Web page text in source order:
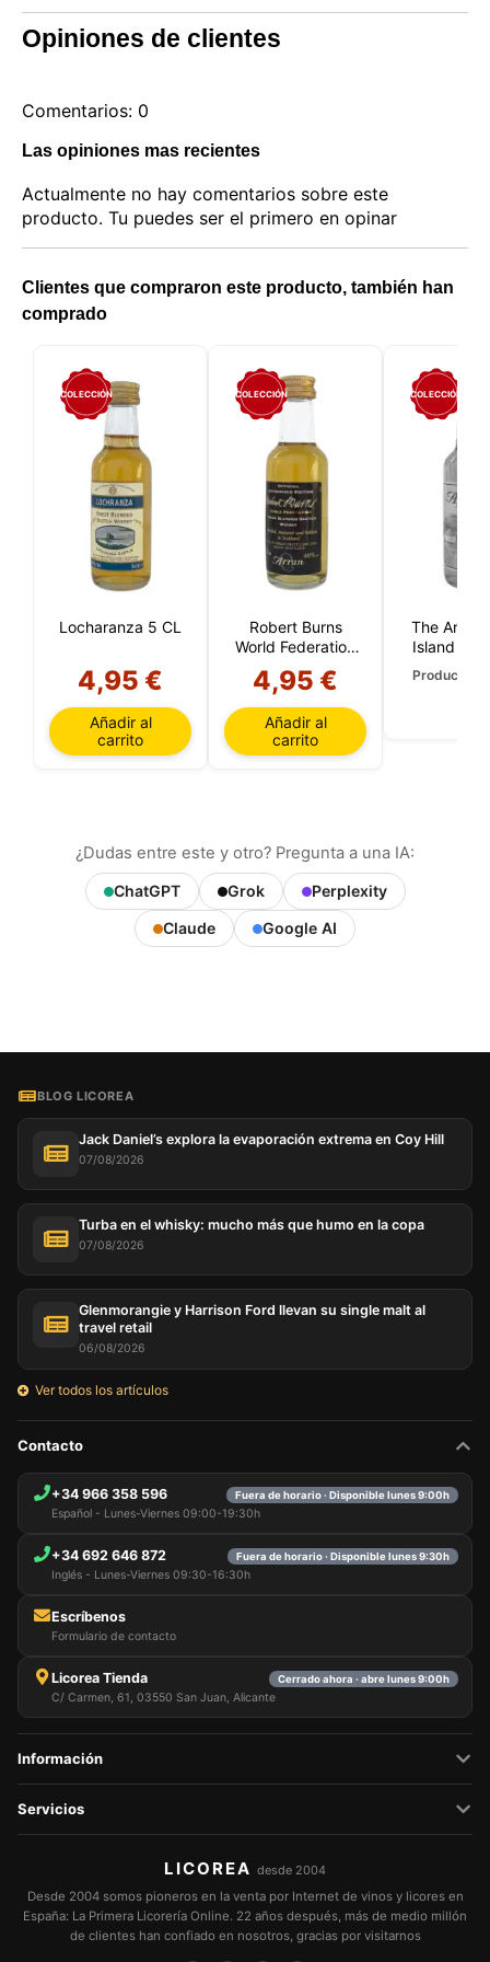
Opiniones de clientes
Comentarios: 0
Las opiniones mas recientes
Actualmente no hay comentarios sobre este
producto. Tu puedes ser el primero en opinar
Clientes que compraron este producto, también han
comprado
COLECCIÓN
Locharanza 5 CL
4,95 €
Añadir al
carrito
COLECCIÓN
Robert Burns
World Federation
Arran Blended 5
CL
4,95 €
Añadir al
carrito
COLECCIÓN
The Arran
Island
Producto
¿Dudas entre este y otro? Pregunta a una IA:
ChatGPT Grok
Perplexity
Claude
Google AI
BLOG LICOREA
Jack Daniel’s explora la evaporación extrema en Coy Hill
07/08/2026
Turba en el whisky: mucho más que humo en la copa
07/08/2026
Glenmorangie y Harrison Ford llevan su single malt al
travel retail
06/08/2026
Ver todos los artículos
Contacto
+34 966 358 596 Fuera de horario · Disponible lunes 9:00h
Español - Lunes-Viernes 09:00-19:30h
+34 692 646 872 Fuera de horario · Disponible lunes 9:30h
Inglés - Lunes-Viernes 09:30-16:30h
Escríbenos
Formulario de contacto
Licorea Tienda Cerrado ahora · abre lunes 9:00h
C/ Carmen, 61, 03550 San Juan, Alicante
Información
Servicios
LICOREA desde 2004
Desde 2004 somos pioneros en la venta por Internet de vinos y licores en
España: La Primera Licorería Online. 22 años después, más de medio millón
de clientes han confiado en nosotros, gracias por visitarnos